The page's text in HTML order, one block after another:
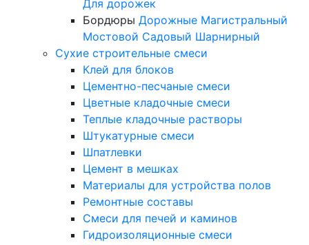
Для дорожек
Бордюры Дорожные Магистральный
Мостовой Садовый Шарнирный
Сухие строительные смеси
Клей для блоков
Цементно-песчаные смеси
Цветные кладочные смеси
Теплые кладочные растворы
Штукатурные смеси
Шпатлевки
Цемент в мешках
Материалы для устройства полов
Ремонтные составы
Смеси для печей и каминов
Гидроизоляционные смеси